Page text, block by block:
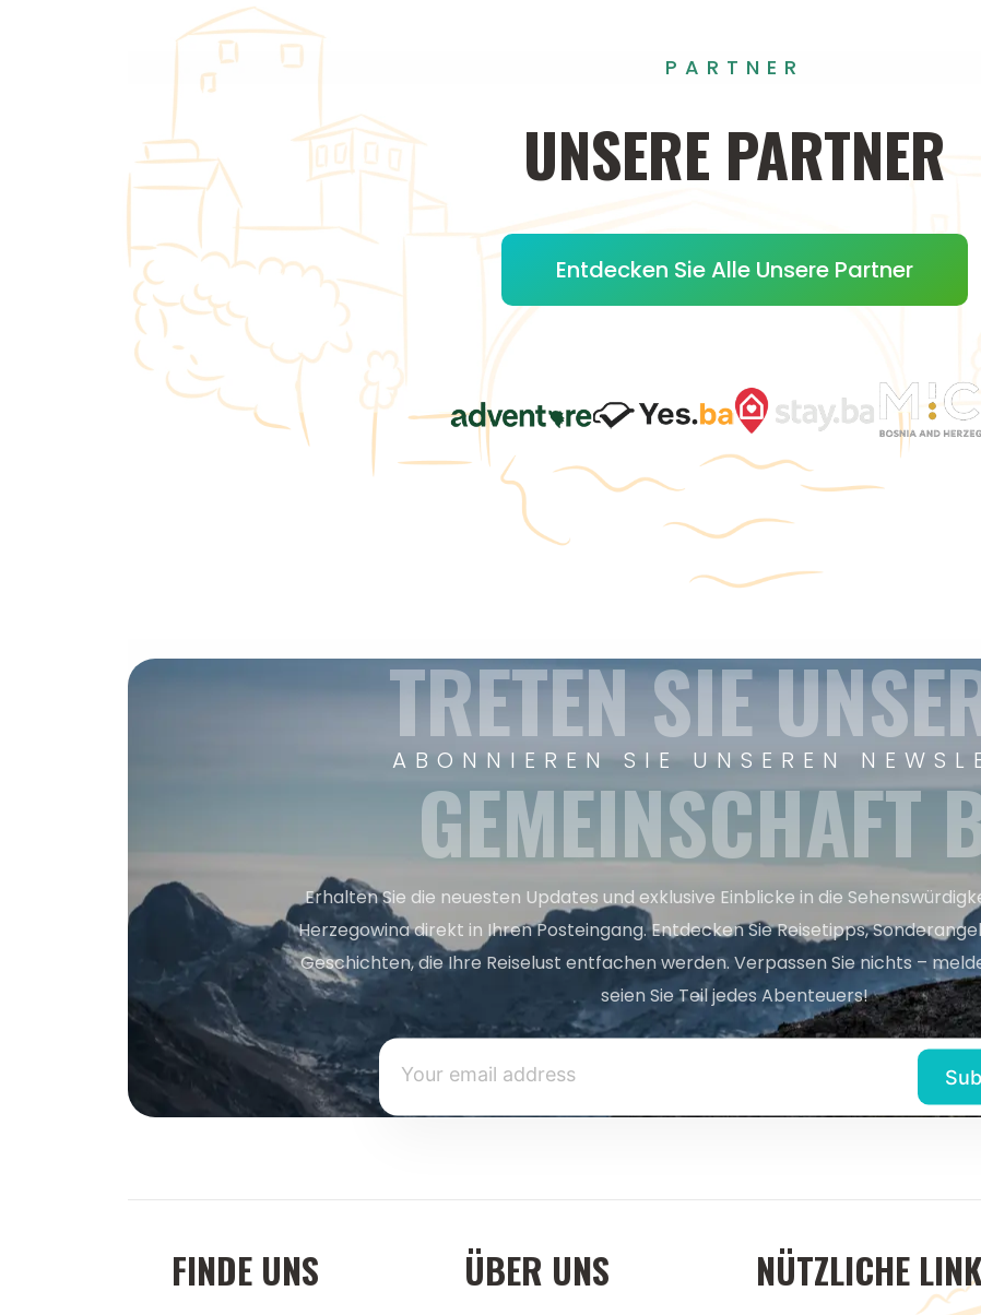
PARTNER
UNSERE PARTNER
Entdecken Sie Alle Unsere Partner
ABONNIEREN SIE UNSEREN
TRETEN SIE
GEMEINSCHAFT
Erhalten Sie die neuesten Updates und exklusive Einblicke in die
Herzegowina direkt in Ihren Posteingang. Entdecken Sie Reisetipps,
Geschichten, die Ihre Reiselust entfachen werden. Verpassen Sie nichts –
seien Sie Teil jedes Abenteuers!
FINDE UNS ÜBER UNS NÜTZLICHE